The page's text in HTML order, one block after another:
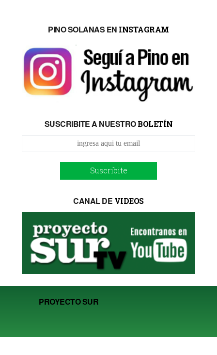
PINO SOLANAS EN INSTAGRAM
SUSCRIBITE A NUESTROBOLETÍN
Suscribite
CANAL DE VIDEOS
PROYECTO SUR